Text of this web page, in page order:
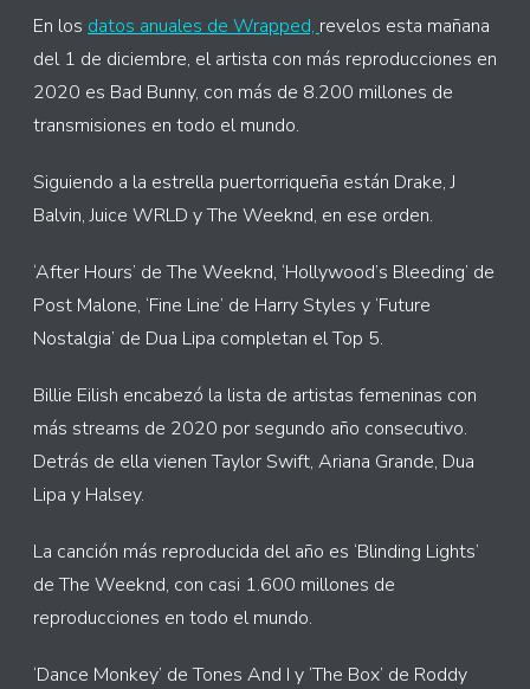
En los datos anuales de Wrapped, revelos esta mañana
del 1 de diciembre, el artista con más reproducciones en
2020 es Bad Bunny, con más de 8.200 millones de
transmisiones en todo el mundo.
Siguiendo a la estrella puertorriqueña están Drake, J
Balvin, Juice WRLD y The Weeknd, en ese orden.
‘After Hours’ de The Weeknd, ‘Hollywood’s Bleeding’ de
Post Malone, ‘Fine Line’ de Harry Styles y ‘Future
Nostalgia’ de Dua Lipa completan el Top 5.
Billie Eilish encabezó la lista de artistas femeninas con
más streams de 2020 por segundo año consecutivo.
Detrás de ella vienen Taylor Swift, Ariana Grande, Dua
Lipa y Halsey.
La canción más reproducida del año es ‘Blinding Lights’
de The Weeknd, con casi 1.600 millones de
reproducciones en todo el mundo.
‘Dance Monkey’ de Tones And I y ‘The Box’ de Roddy